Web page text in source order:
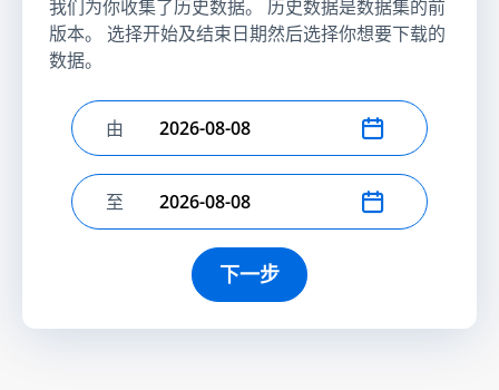
我们为你收集了历史数据。 历史数据是数据集的前
版本。 选择开始及结束日期然后选择你想要下载的
数据。
选择开始日期
由
选择结束日期
至
下一步